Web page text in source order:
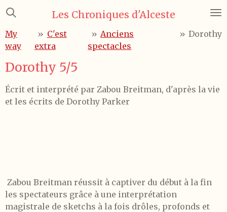
Passer
contenu
principal
Les Chroniques d'Alceste
My
way
» C'est
extra
» Anciens
spectacles
» Dorothy
Dorothy 5/5
Écrit et interprété par Zabou Breitman, d'après la vie
et les écrits de Dorothy Parker
Zabou Breitman réussit à captiver du début à la fin
les spectateurs grâce à une interprétation
magistrale de sketchs à la fois drôles, profonds et